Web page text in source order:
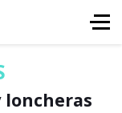
loncheras